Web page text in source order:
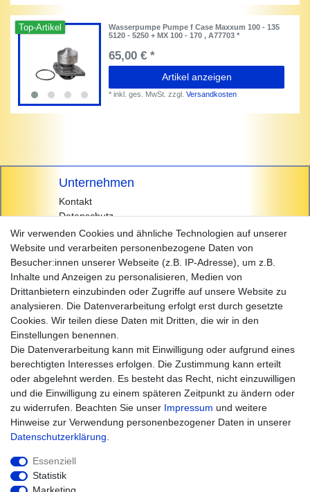
Top-Artikel
Wasserpumpe Pumpe f Case Maxxum 100 - 135
5120 - 5250 + MX 100 - 170 , A77703 *
65,00 € *
Artikel anzeigen
*inkl. ges. MwSt. zzgl.Versandkosten
Unternehmen
Kontakt
Datenschutz
AGB
Impressum
Einkaufen
Zahlungsarten
Versandarten & -kosten
Widerrufsrecht
Warenkorb
Zur Kasse
Hilfe
Wir verwenden Cookies und ähnliche Technologien auf unserer
Website und verarbeiten personenbezogene Daten von
Besucher:innen unserer Webseite (z.B. IP-Adresse), um z.B.
Inhalte und Anzeigen zu personalisieren, Medien von
Drittanbietern einzubinden oder Zugriffe auf unsere Website zu
analysieren. Die Datenverarbeitung erfolgt erst durch gesetzte
Cookies. Wir teilen diese Daten mit Dritten, die wir in den
Einstellungen benennen.
Die Datenverarbeitung kann mit Einwilligung oder aufgrund eines
berechtigten Interesses erfolgen. Die Zustimmung kann erteilt
oder abgelehnt werden. Es besteht das Recht, nicht einzuwilligen
und die Einwilligung zu einem späteren Zeitpunkt zu ändern oder
zu widerrufen. Beachten Sie unser Impressum und weitere
Hinweise zur Verwendung personenbezogener Daten in unserer
Daten­schutz­erklärung
Essenziell
Statistik